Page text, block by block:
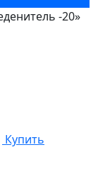
-20»
Купить